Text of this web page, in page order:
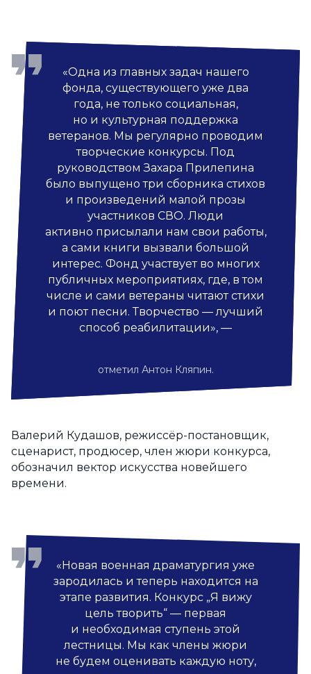
«Одна из главных задач нашего
фонда, существующего уже два
года, не только социальная,
но и культурная поддержка
ветеранов. Мы регулярно проводим
творческие конкурсы. Под
руководством Захара Прилепина
было выпущено три сборника стихов
и произведений малой прозы
участников СВО. Люди
активно присылали нам свои работы,
а сами книги вызвали большой
интерес. Фонд участвует во многих
публичных мероприятиях, где, в том
числе и сами ветераны читают стихи
и поют песни. Творчество — лучший
способ реабилитации», —
отметил Антон Кляпин.
Валерий Кудашов, режиссёр-постановщик,
сценарист, продюсер, член жюри конкурса,
обозначил вектор искусства новейшего
времени.
«Новая военная драматургия уже
зародилась и теперь находится на
этапе развития. Конкурс „Я вижу
цель творить“ — первая
и необходимая ступень этой
лестницы. Мы как члены жюри
не будем оценивать каждую ноту,